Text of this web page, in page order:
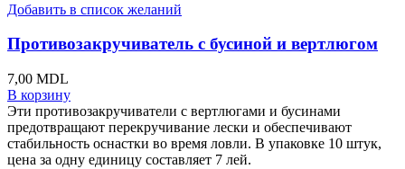
Добавить в список желаний
Противозакручиватель с бусиной и вертлюгом
7,00 MDL
В корзину
Эти противозакручиватели с вертлюгами и бусинами
предотвращают перекручивание лески и обеспечивают
стабильность оснастки во время ловли. В упаковке 10 штук,
цена за одну единицу составляет 7 лей.